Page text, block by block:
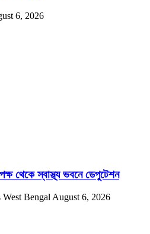
6, 2026
থেকে স্বাস্থ্য ভবনে ডেপুটেশন
BengalAugust 6, 2026